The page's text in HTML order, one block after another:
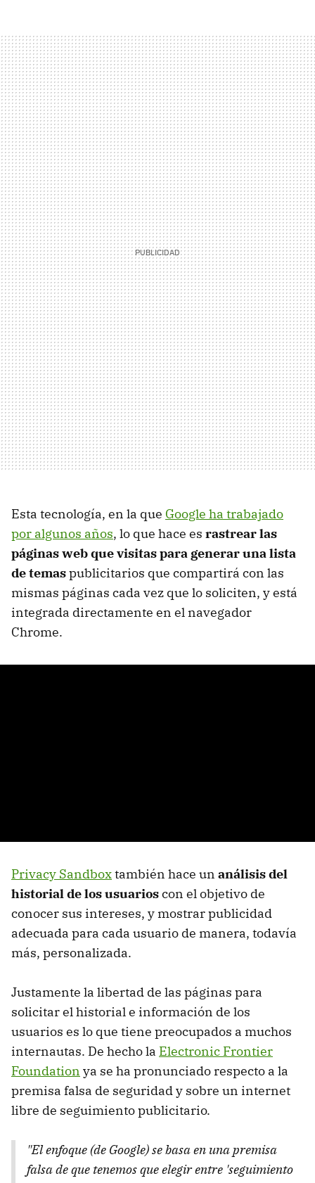
Esta tecnología, en la que Google ha trabajado
por algunos años, lo que hace es rastrear las
páginas web que visitas para generar una lista
de temaspublicitarios que compartirá con las
mismas páginas cada vez que lo soliciten, y está
integrada directamente en el navegador
Chrome.
Privacy Sandboxtambién hace un análisis del
historialde los usuarioscon el objetivo de
conocer sus intereses, y mostrar publicidad
adecuada para cada usuario de manera, todavía
más, personalizada.
Justamente la libertad de las páginas para
solicitar el historial e información de los
usuarios es lo que tiene preocupados a muchos
internautas. De hecho la Electronic Frontier
Foundation ya se ha pronunciado respecto a la
premisa falsa de seguridad y sobre un internet
libre de seguimiento publicitario.
"El enfoque (de Google) se basa en una premisa
falsa de que tenemos que elegir entre 'seguimiento